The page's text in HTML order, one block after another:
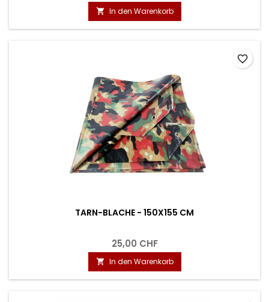
 In den Warenkorb
TARN-BLACHE - 150X155 CM
25,00 CHF
 In den Warenkorb
favorite_border